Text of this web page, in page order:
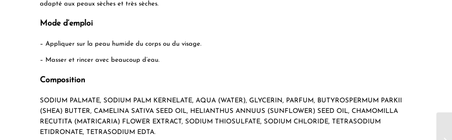
adapté aux peaux sèches et très sèches.
Mode d’emploi
– Appliquer sur la peau humide du corps ou du visage.
– Masser et rincer avec beaucoup d’eau.
Composition
SODIUM PALMATE, SODIUM PALM KERNELATE, AQUA (WATER), GLYCERIN, PARFUM, BUTYROSPERMUM PARKII
(SHEA) BUTTER, CAMELINA SATIVA SEED OIL, HELIANTHUS ANNUUS (SUNFLOWER) SEED OIL, CHAMOMILLA
RECUTITA (MATRICARIA) FLOWER EXTRACT, SODIUM THIOSULFATE, SODIUM CHLORIDE, TETRASODIUM
ETIDRONATE, TETRASODIUM EDTA.